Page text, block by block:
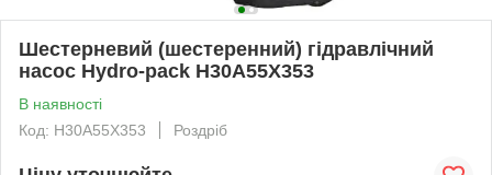
Шестерневий (шестеренний) гідравлічний
насос Hydro-pack H30A55X353
В наявності
Код: H30A55X353
Роздріб